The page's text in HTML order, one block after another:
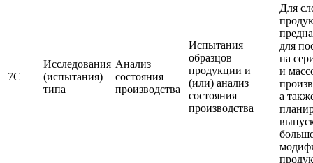
7С
Исследования
(испытания)
типа
Анализ
состояния
производства
Испытания
образцов
продукции и
(или) анализ
состояния
производства
Для
для
на
и
а